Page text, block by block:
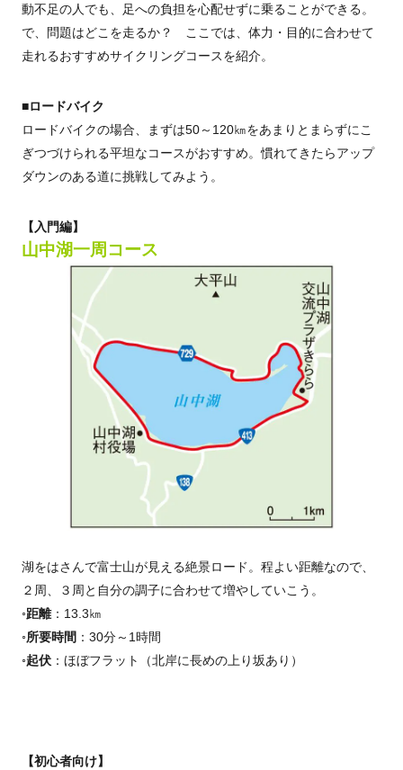
動不足の人でも、足への負担を心配せずに乗ることができる。
で、問題はどこを走るか？ ここでは、体力・目的に合わせて
走れるおすすめサイクリングコースを紹介。
■ロードバイク
ロードバイクの場合、まずは50～120㎞をあまりとまらずにこ
ぎつづけられる平坦なコースがおすすめ。慣れてきたらアップ
ダウンのある道に挑戦してみよう。
【入門編】
山中湖一周コース
湖をはさんで富士山が見える絶景ロード。程よい距離なので、
２周、３周と自分の調子に合わせて増やしていこう。
◦距離：13.3㎞
◦所要時間 ：30分～1時間
◦起伏 ：ほぼフラット（北岸に長めの上り坂あり）
【初心者向け】